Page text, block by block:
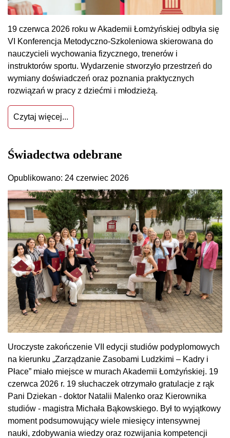
19 czerwca 2026 roku w Akademii Łomżyńskiej odbyła się
VI Konferencja Metodyczno-Szkoleniowa skierowana do
nauczycieli wychowania fizycznego, trenerów i
instruktorów sportu. Wydarzenie stworzyło przestrzeń do
wymiany doświadczeń oraz poznania praktycznych
rozwiązań w pracy z dziećmi i młodzieżą.
Czytaj więcej...
Świadectwa odebrane
Opublikowano: 24 czerwiec 2026
Uroczyste zakończenie VII edycji studiów podyplomowych
na kierunku „Zarządzanie Zasobami Ludzkimi – Kadry i
Płace” miało miejsce w murach Akademii Łomżyńskiej. 19
czerwca 2026 r. 19 słuchaczek otrzymało gratulacje z rąk
Pani Dziekan - doktor Natalii Malenko oraz Kierownika
studiów - magistra Michała Bąkowskiego. Był to wyjątkowy
moment podsumowujący wiele miesięcy intensywnej
nauki, zdobywania wiedzy oraz rozwijania kompetencji